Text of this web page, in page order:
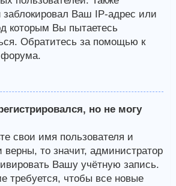
заблокировал Ваш IP-адрес или
которым Вы пытаетесь
Обратитесь за помощью к
форума.
но не могу
свои имя пользователя и
верны, то значит, администратор
Вашу учётную запись.
требуется, чтобы все новые